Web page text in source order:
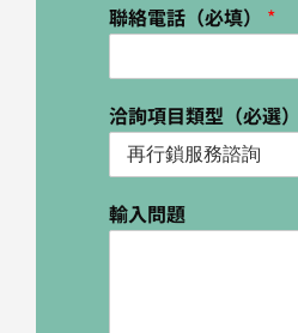
聯絡電話（必填） *
洽詢項目類型（必選）
輸入問題